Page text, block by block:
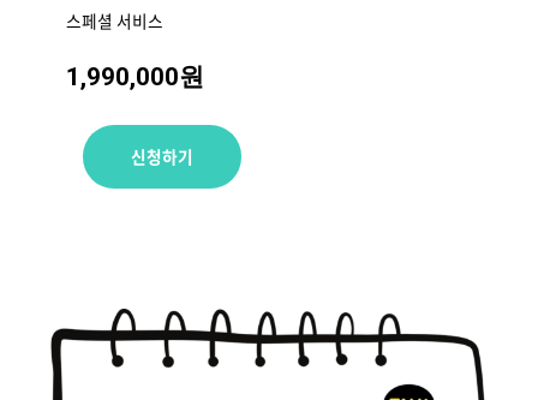
스페셜 서비스
1,990,000원
신청하기